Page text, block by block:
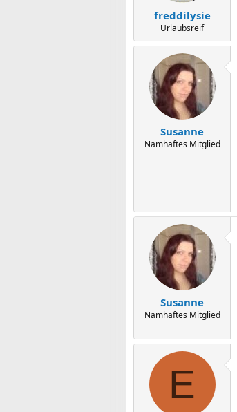
freddilysie
Urlaubsreif
Susanne
Namhaftes Mitglied
Susanne
Namhaftes Mitglied
E